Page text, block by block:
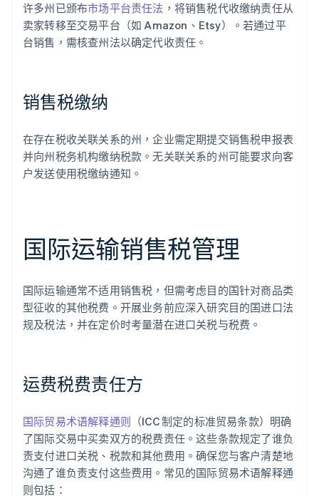
许多州已颁布市场平台责任法 ，将销售税代收缴纳责任从
卖家转移至交易平台（如 Amazon、Etsy）。若通过平
台销售，需核查州法以确定代收责任。
销售税缴纳
在存在税收关联关系的州，企业需定期提交销售税申报表
并向州税务机构缴纳税款。无关联关系的州可能要求向客
户发送使用税缴纳通知。
国际运输销售税管理
国际运输通常不适用销售税，但需考虑目的国针对商品类
型征收的其他税费。开展业务前应深入研究目的国进口法
规及税法，并在定价时考量潜在进口关税与税费。
运费税费责任方
国际贸易术语解释通则 （ICC 制定的标准贸易条款）明确
了国际交易中买卖双方的税费责任。这些条款规定了谁负
责支付进口关税、税款和其他费用。确保您与客户清楚地
沟通了谁负责支付这些费用。常见的国际贸易术语解释通
则包括：